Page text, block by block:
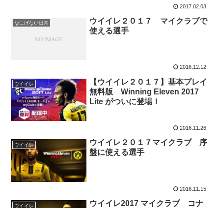
2017.02.03
なにげない日常
ウイイレ２０１７ マイクラブで
使える選手
2016.12.12
ウイイレ
【ウイイレ２０１７】基本プレイ
無料版 Winning Eleven 2017
Lite がついに登場！
2016.11.26
ウイイレ
ウイイレ２０１７マイクラブ 序
盤に使える選手
2016.11.15
ウイイレ
ウイイレ2017 マイクラブ コナ